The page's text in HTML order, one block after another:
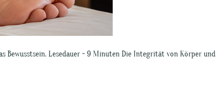
Bewusstsein. Lesedauer ~ 9 Minuten Die Integrität von Körper und